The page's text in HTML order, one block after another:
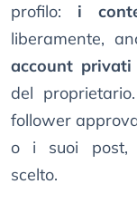
profilo: i
liberamente,
account privati
del
follower
o i suoi post,
scelto.